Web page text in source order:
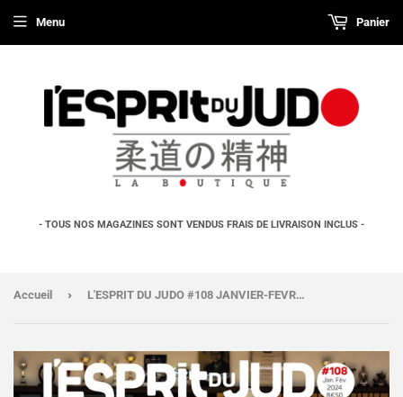
- TOUS NOS MAGAZINES SONT VENDUS FRAIS DE LIVRAISON INCLUS -
Menu Panier
Accueil › L'ESPRIT DU JUDO #108 JANVIER-FEVRIER - Version numérique